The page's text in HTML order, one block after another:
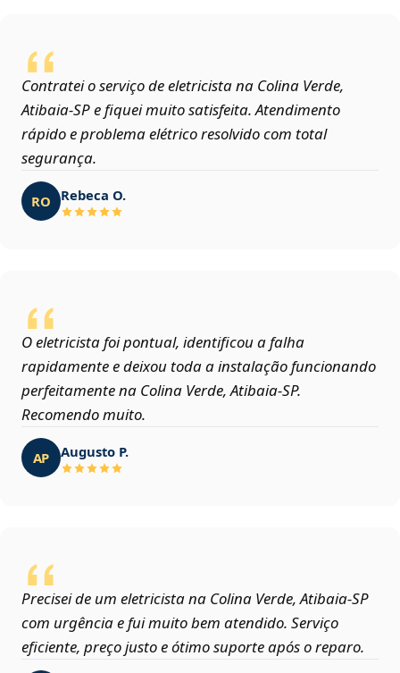
Contratei o serviço de eletricista na Colina Verde,
Atibaia‑SP e fiquei muito satisfeita. Atendimento
rápido e problema elétrico resolvido com total
segurança.
RO Rebeca O.
O eletricista foi pontual, identificou a falha
rapidamente e deixou toda a instalação funcionando
perfeitamente na Colina Verde, Atibaia‑SP.
Recomendo muito.
AP Augusto P.
Precisei de um eletricista na Colina Verde, Atibaia‑SP
com urgência e fui muito bem atendido. Serviço
eficiente, preço justo e ótimo suporte após o reparo.